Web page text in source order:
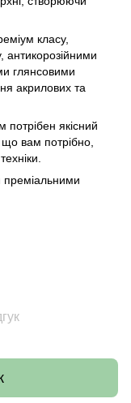
класу,
антикорозійними
глянсовими
акрилових та
якісний
що вам потрібно,
преміальними